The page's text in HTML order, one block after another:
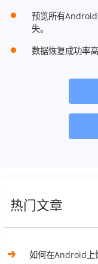
预览所有
失。
数据恢复成功率
热门文章
如何在Android上